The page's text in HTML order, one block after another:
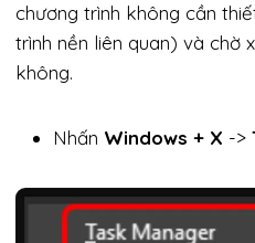
chương trình không cần
trình nền liên quan) và chờ
không.
Nhấn Windows + X ->